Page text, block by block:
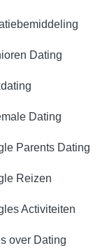
Dating
Dating
Parents Dating
Reizen
Activiteiten
over Dating